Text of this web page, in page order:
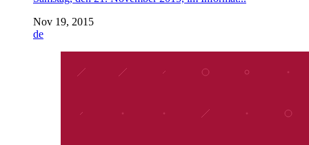
Nov 19, 2015
de